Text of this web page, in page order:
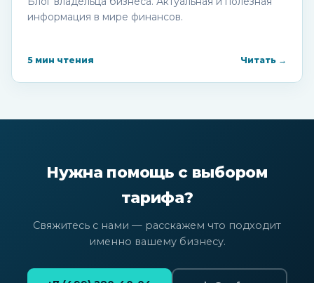
информация в мире финансов.
5 мин чтения Читать →
Нужна помощь с выбором
тарифа?
Свяжитесь с нами — расскажем что подходит
именно вашему бизнесу.